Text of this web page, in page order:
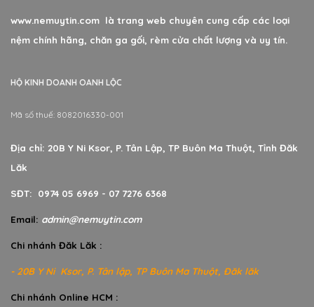
www.nemuytin.com là trang web chuyên cung cấp các loại
nệm chính hãng, chăn ga gối, rèm cửa chất lượng và uy tín.
HỘ KINH DOANH OANH LỘC
Mã số thuế: 8082016330-001
Địa chỉ: 20B Y Ni Ksor, P. Tân Lập, TP Buôn Ma Thuột, Tỉnh Đăk
Lăk
SĐT: 0974 05 6969 - 07 7276 6368
Email: admin@nemuytin.com
Chi nhánh Đăk Lăk :
- 20B Y Ni Ksor, P. Tân lập, TP Buôn Ma Thuột, Đăk lăk
Chi nhánh Online HCM :